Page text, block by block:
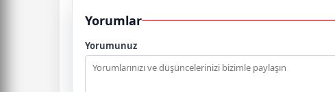
Yorumlar
Yorumunuz